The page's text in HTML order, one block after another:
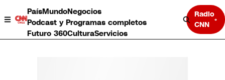
PaísMundoNegocios
Podcast y Programas completos
Futuro 360CulturaServicios
Radio
CNN